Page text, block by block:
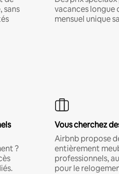
sans
vacances longue
mensuel unique
?
Vous cherchez
Airbnb propose
entièrement
professionnels,
pour le